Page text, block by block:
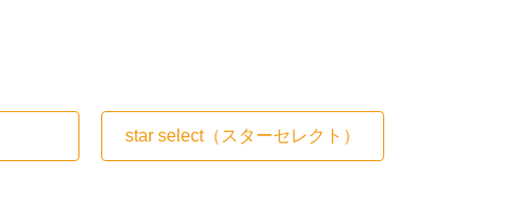
star select（スターセレクト）